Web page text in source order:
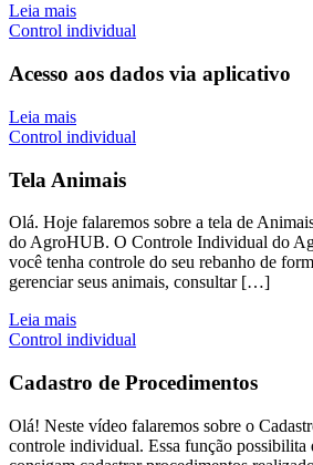
Leia mais
Control individual
Acesso aos dados via aplicativo
Leia mais
Control individual
Tela Animais
Olá. Hoje falaremos sobre a tela de
do AgroHUB. O Controle Individual do
você tenha controle do seu rebanho de
gerenciar seus animais, consultar […]
Leia mais
Control individual
Cadastro de Procedimentos
Olá! Neste vídeo falaremos sobre o
controle individual. Essa função possibilita